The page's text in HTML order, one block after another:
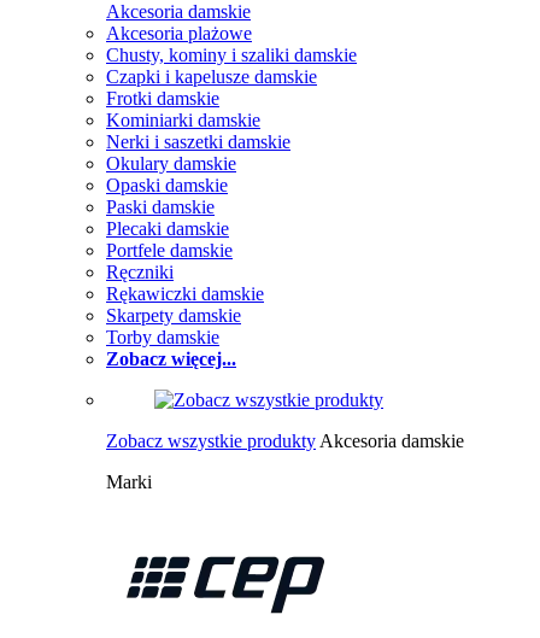
Akcesoria damskie
Akcesoria plażowe
Chusty, kominy i szaliki damskie
Czapki i kapelusze damskie
Frotki damskie
Kominiarki damskie
Nerki i saszetki damskie
Okulary damskie
Opaski damskie
Paski damskie
Plecaki damskie
Portfele damskie
Ręczniki
Rękawiczki damskie
Skarpety damskie
Torby damskie
Zobacz więcej...
Zobacz wszystkie produkty Akcesoria damskie
Marki